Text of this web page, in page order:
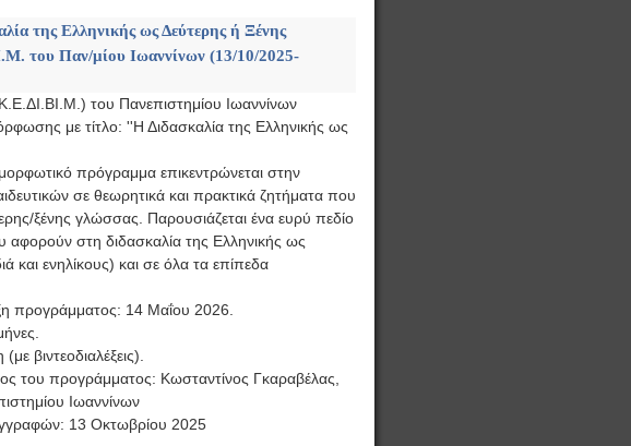
της Ελληνικής ως Δεύτερης ή Ξένης
του Παν/μίου Ιωαννίνων (13/10/2025-
του Πανεπιστημίου Ιωαννίνων
με τίτλο: ''Η Διδασκαλία της Ελληνικής ως
πρόγραμμα επικεντρώνεται στην
σε θεωρητικά και πρακτικά ζητήματα που
ξένης γλώσσας. Παρουσιάζεται ένα ευρύ πεδίο
στη διδασκαλία της Ελληνικής ως
και ενηλίκους) και σε όλα τα επίπεδα
προγράμματος: 14 Μαΐου 2026.
βιντεοδιαλέξεις).
του προγράμματος: Κωσταντίνος Γκαραβέλας,
Ιωαννίνων
13 Οκτωβρίου 2025